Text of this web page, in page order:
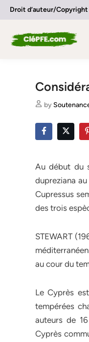
SkipDroit d’auteur/Copyright
by
Au début du
dupreziana
Cupressus
des trois
STEWART
au cour du
Le Cyprès
tempérées
auteurs de
Cyprès